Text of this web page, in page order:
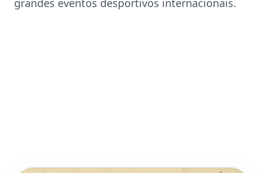
grandes eventos desportivos internacionais.